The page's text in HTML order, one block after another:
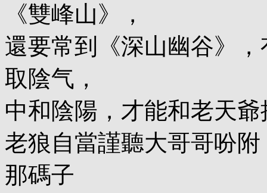
《雙峰山》，
還要常到《深山幽谷》
取陰气，
中和陰陽，才能和老天爺
老狼自當謹聽大哥哥吩
那碼子